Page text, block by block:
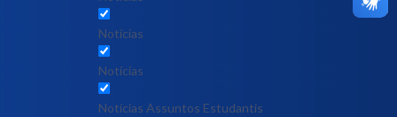
Notícias
Notícias
Notícias Assuntos Estudantis